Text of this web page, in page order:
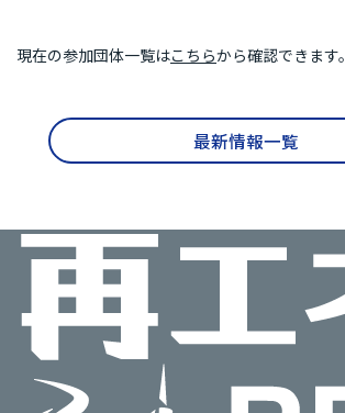
補助金などのお知らせ
現在の参加団体一覧はこちらから確認できます。
最新情報一覧